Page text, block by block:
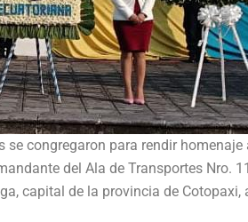
congregaron para rendir
del Ala de Transportes Nro.
capital de la provincia de Cotopaxi,